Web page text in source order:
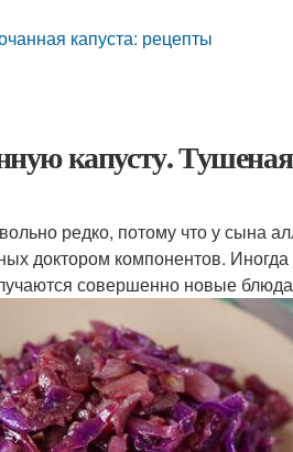
капуста: рецепты
капусту. Тушеная
редко, потому что у сына
доктором компонентов.
совершенно новые